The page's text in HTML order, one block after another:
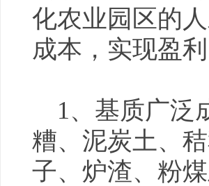
化农业园区的
成本，实现盈
1、基质广泛
糟、泥炭土、
子、炉渣、粉